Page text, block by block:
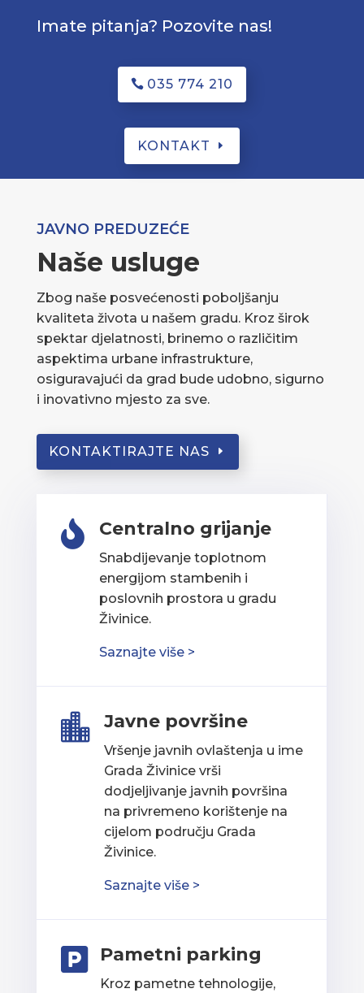
Imate pitanja? Pozovite nas!
035 774 210
KONTAKT
JAVNO PREDUZEĆE
Naše usluge
Zbog naše posvećenosti poboljšanju
kvaliteta života u našem gradu. Kroz širok
spektar djelatnosti, brinemo o različitim
aspektima urbane infrastrukture,
osiguravajući da grad bude udobno, sigurno
i inovativno mjesto za sve.
KONTAKTIRAJTE NAS
 Centralno grijanje
Snabdijevanje toplotnom
energijom stambenih i
poslovnih prostora u gradu
Živinice.
Saznajte više >
 Javne površine
Vršenje javnih ovlaštenja u ime
Grada Živinice vrši
dodjeljivanje javnih površina
na privremeno korištenje na
cijelom području Grada
Živinice.
Saznajte više >
 Pametni parking
Kroz pametne tehnologije,